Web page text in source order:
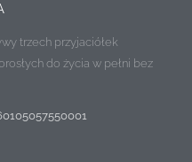
trzech przyjaciółek
do życia w pełni bez